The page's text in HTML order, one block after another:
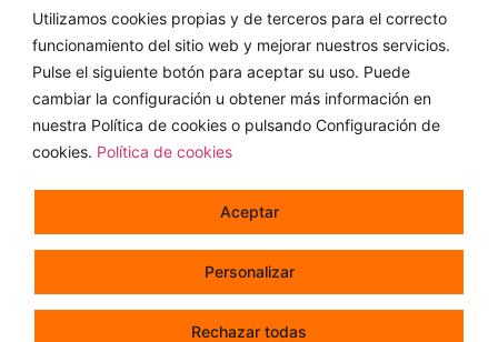
Utilizamos cookies propias y de terceros para el correcto
funcionamiento del sitio web y mejorar nuestros servicios.
Pulse el siguiente botón para aceptar su uso. Puede
cambiar la configuración u obtener más información en
nuestra Política de cookies o pulsando Configuración de
cookies. Política de cookies
Personalizar
Rechazar todas
Aceptar
de nuestros clientes, elaboramos los menús, optimizamos
las compras de materia prima, seleccionamos y formamos
a nuestro personal, concursosde manipulación de
alimentos , servicio y atención al comensal.
Hablan de nosotros
Vida Nueva 2019